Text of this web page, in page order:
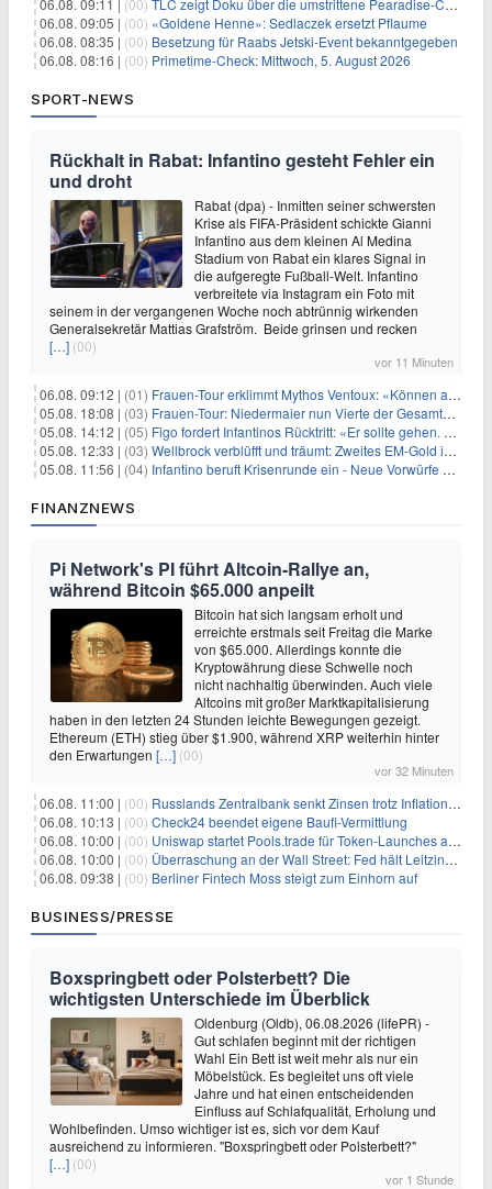
06.08. 09:11 | (00) TLC zeigt Doku über die umstrittene Pearadise-Community
06.08. 09:05 | (00) «Goldene Henne»: Sedlaczek ersetzt Pflaume
06.08. 08:35 | (00) Besetzung für Raabs Jetski-Event bekanntgegeben
06.08. 08:16 | (00) Primetime-Check: Mittwoch, 5. August 2026
SPORT-NEWS
Rückhalt in Rabat: Infantino gesteht Fehler ein
und droht
Rabat (dpa) - Inmitten seiner schwersten
Krise als FIFA-Präsident schickte Gianni
Infantino aus dem kleinen Al Medina
Stadium von Rabat ein klares Signal in
die aufgeregte Fußball-Welt. Infantino
verbreitete via Instagram ein Foto mit
seinem in der vergangenen Woche noch abtrünnig wirkenden
Generalsekretär Mattias Grafström. Beide grinsen und recken
[…] (00)
vor 11 Minuten
06.08. 09:12 | (01) Frauen-Tour erklimmt Mythos Ventoux: «Können alles schaffen»
05.08. 18:08 | (03) Frauen-Tour: Niedermaier nun Vierte der Gesamtwertung
05.08. 14:12 | (05) Figo fordert Infantinos Rücktritt: «Er sollte gehen. Jetzt»
05.08. 12:33 | (03) Wellbrock verblüfft und träumt: Zweites EM-Gold in Paris
05.08. 11:56 | (04) Infantino beruft Krisenrunde ein - Neue Vorwürfe gegen FIFA
FINANZNEWS
Pi Network's PI führt Altcoin-Rallye an,
während Bitcoin $65.000 anpeilt
Bitcoin hat sich langsam erholt und
erreichte erstmals seit Freitag die Marke
von $65.000. Allerdings konnte die
Kryptowährung diese Schwelle noch
nicht nachhaltig überwinden. Auch viele
Altcoins mit großer Marktkapitalisierung
haben in den letzten 24 Stunden leichte Bewegungen gezeigt.
Ethereum (ETH) stieg über $1.900, während XRP weiterhin hinter
den Erwartungen […] (00)
vor 32 Minuten
06.08. 11:00 | (00) Russlands Zentralbank senkt Zinsen trotz Inflations-Schock – ein riskantes Spiel
06.08. 10:13 | (00) Check24 beendet eigene Baufi-Vermittlung
06.08. 10:00 | (00) Uniswap startet Pools.trade für Token-Launches auf Robinhood Chain
06.08. 10:00 | (00) Überraschung an der Wall Street: Fed hält Leitzins fest – aber Warsh sendet klares Signal
06.08. 09:38 | (00) Berliner Fintech Moss steigt zum Einhorn auf
BUSINESS/PRESSE
Boxspringbett oder Polsterbett? Die
wichtigsten Unterschiede im Überblick
Oldenburg (Oldb), 06.08.2026 (lifePR) -
Gut schlafen beginnt mit der richtigen
Wahl Ein Bett ist weit mehr als nur ein
Möbelstück. Es begleitet uns oft viele
Jahre und hat einen entscheidenden
Einfluss auf Schlafqualität, Erholung und
Wohlbefinden. Umso wichtiger ist es, sich vor dem Kauf
ausreichend zu informieren. "Boxspringbett oder Polsterbett?"
[…] (00)
vor 1 Stunde